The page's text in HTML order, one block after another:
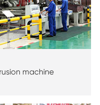
machine